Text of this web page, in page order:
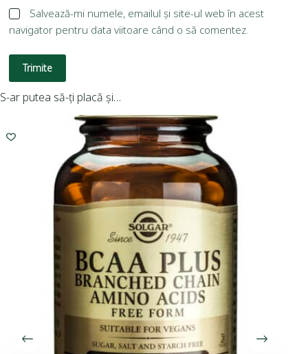
Salvează-mi numele, emailul și site-ul web în acest
navigator pentru data viitoare când o să comentez.
Trimite
S-ar putea să-ți placă și…